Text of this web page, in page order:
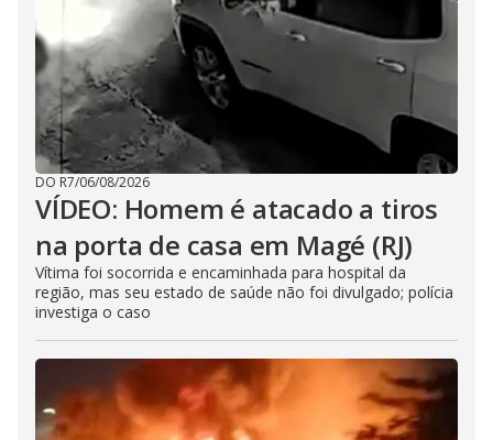
DO R7/06/08/2026
VÍDEO: Homem é atacado a tiros
na porta de casa em Magé (RJ)
Vítima foi socorrida e encaminhada para hospital da
região, mas seu estado de saúde não foi divulgado; polícia
investiga o caso